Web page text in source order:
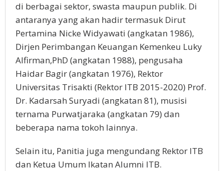
di berbagai sektor, swasta maupun publik. Di
antaranya yang akan hadir termasuk Dirut
Pertamina Nicke Widyawati (angkatan 1986),
Dirjen Perimbangan Keuangan Kemenkeu Luky
Alfirman,PhD (angkatan 1988), pengusaha
Haidar Bagir (angkatan 1976), Rektor
Universitas Trisakti (Rektor ITB 2015-2020) Prof.
Dr. Kadarsah Suryadi (angkatan 81), musisi
ternama Purwatjaraka (angkatan 79) dan
beberapa nama tokoh lainnya.
Selain itu, Panitia juga mengundang Rektor ITB
dan Ketua Umum Ikatan Alumni ITB.